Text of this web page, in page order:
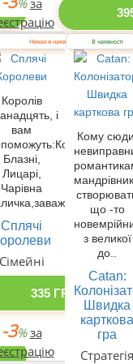
% за
одразу -3% за
Купити
Немає в наявності
Королів
і
вам
Блазні,
Лицарі,
Чарівна
Сплячі
Сімейні
335 ГРН
-3% за
В наявності
Кому
що -то
з великої
до..
Catan:
Швидка
карткова
гра
Стратегія